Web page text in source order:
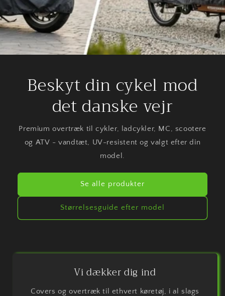
Beskyt din cykel mod
det danske vejr
Premium overtræk til cykler, ladcykler, MC, scootere
og ATV - vandtæt, UV-resistent og valgt efter din
model.
Se alle produkter
Størrelsesguide efter model
Vi dækker dig ind
Covers og overtræk til ethvert køretøj, i al slags